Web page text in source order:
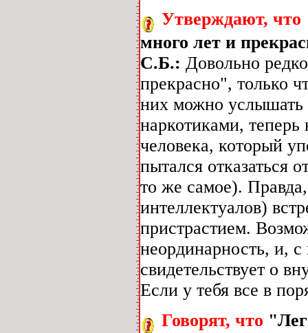
Утверждают, что
много лет и
С.Б.: Довольно
прекрасно", только
них можно услышать
наркотиками,
человека, который
пытался отказаться
то же самое).
интеллектуалов)
пристрастием.
неординарность, и,
свидетельствует о
Если у тебя все в
Говорят, что